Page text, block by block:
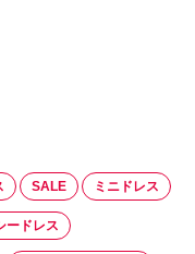
SALE ミニドレス
ードレス